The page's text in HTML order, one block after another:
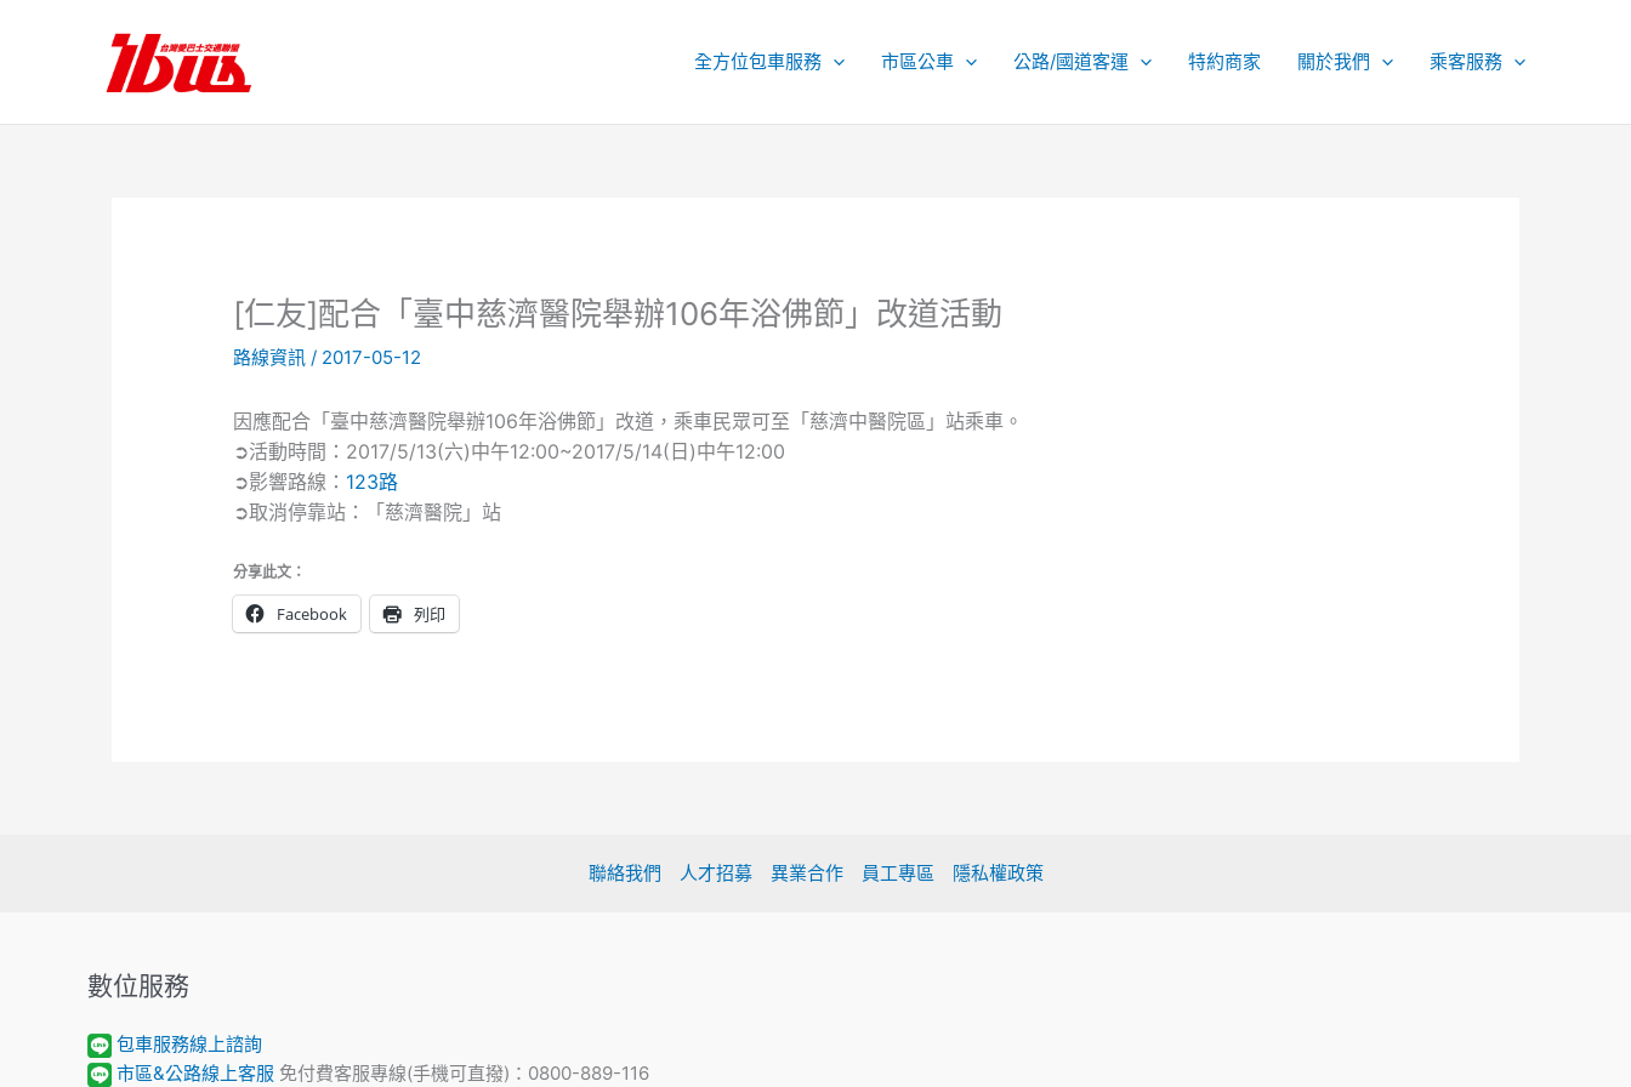
內
全方位包車服務 市區公車 公路/國道客運 特約商家 關於我們 乘客服務
[仁友]配合「臺中慈濟醫院舉辦106年浴佛節」改道活動
路線資訊 / 2017-05-12
因應配合「臺中慈濟醫院舉辦106年浴佛節」改道，乘車民眾可至「慈濟中醫院區」站乘車。
➲活動時間：2017/5/13(六)中午12:00~2017/5/14(日)中午12:00
➲影響路線： 123路
➲取消停靠站：「慈濟醫院」站
分享此文：
Facebook 列印
聯絡我們 人才招募 異業合作 員工專區 隱私權政策
數位服務
包車服務線上諮詢
市區&公路線上客服 免付費客服專線(手機可直撥)：0800-889-116